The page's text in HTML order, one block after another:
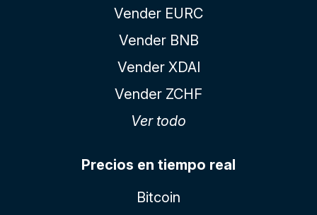
Vender EURC
Vender BNB
Vender XDAI
Vender ZCHF
Ver todo
Precios en tiempo real
Bitcoin